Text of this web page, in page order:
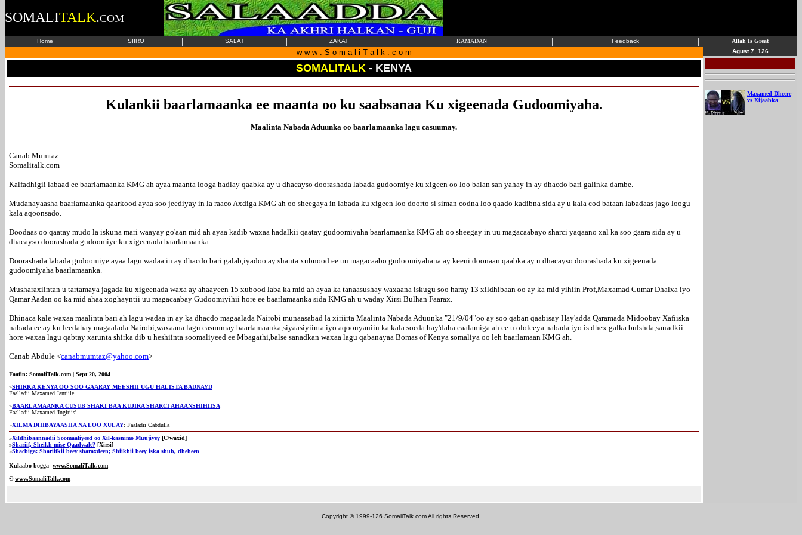
SOMALITALK.COM
Home | SIIRO | SALAT | ZAKAT | RAMADAN | Feedback |
w w w . S o m a l i T a l k . c o m
SOMALITALK - KENYA
Kulankii baarlamaanka ee maanta oo ku saabsanaa Ku xigeenada Gudoomiyaha.
Maalinta Nabada Aduunka oo baarlamaanka lagu casuumay.
Canab Mumtaz.
Somalitalk.com
Kalfadhigii labaad ee baarlamaanka KMG ah ayaa maanta looga hadlay qaabka ay u dhacayso doorashada labada gudoomiye ku xigeen oo loo balan san yahay in ay dhacdo bari galinka dambe.
Mudanayaasha baarlamaanka qaarkood ayaa soo jeediyay in la raaco Axdiga KMG ah oo sheegaya in labada ku xigeen loo doorto si siman codna loo qaado kadibna sida ay u kala cod bataan labadaas jago loogu
kala aqoonsado.
Doodaas oo qaatay mudo la iskuna mari waayay go'aan mid ah ayaa kadib waxaa hadalkii qaatay gudoomiyaha baarlamaanka KMG ah oo sheegay in uu magacaabayo sharci yaqaano xal ka soo gaara sida ay u
dhacayso doorashada gudoomiye ku xigeenada baarlamaanka.
Doorashada labada gudoomiye ayaa lagu wadaa in ay dhacdo bari galab,iyadoo ay shanta xubnood ee uu magacaabo gudoomiyahana ay keeni doonaan qaabka ay u dhacayso doorashada ku xigeenada
gudoomiyaha baarlamaanka.
Musharaxiintan u tartamaya jagada ku xigeenada waxa ay ahaayeen 15 xubood laba ka mid ah ayaa ka tanaasushay waxaana iskugu soo haray 13 xildhibaan oo ay ka mid yihiin Prof,Maxamad Cumar Dhalxa iyo
Qamar Aadan oo ka mid ahaa xoghayntii uu magacaabay Gudoomiyihii hore ee baarlamaanka sida KMG ah u waday Xirsi Bulhan Faarax.
Dhinaca kale waxaa maalinta bari ah lagu wadaa in ay ka dhacdo magaalada Nairobi munaasabad la xiriirta Maalinta Nabada Aduunka "21/9/04"oo ay soo qaban qaabisay Hay'adda Qaramada Midoobay Xafiiska
nabada ee ay ku leedahay magaalada Nairobi,waxaana lagu casuumay baarlamaanka,siyaasiyiinta iyo aqoonyaniin ka kala socda hay'daha caalamiga ah ee u ololeeya nabada iyo is dhex galka bulshda,sanadkii
hore waxaa lagu qabtay xarunta shirka dib u heshiinta soomaliyeed ee Mbagathi,balse sanadkan waxaa lagu qabanayaa Bomas of Kenya somaliya oo leh baarlamaan KMG ah.
Canab Abdule <canabmumtaz@yahoo.com>
Faafin: SomaliTalk.com | Sept 20, 2004
»SHIRKA KENYA OO SOO GAARAY MEESHII UGU HALISTA BADNAYD
Faalladii Maxamed Jantiile
»BAARLAMAANKA CUSUB SHAKI BAA KUJIRA SHARCI AHAANSHIHIISA
Faalladii Maxamed 'Ingiriis'
»XILMA DHIBAYAASHA NA LOO XULAY: Faaladii Cabdulla
»Xildhibaannadii Soomaaliyeed oo Xil-kasnimo Muujiyey [C/waxid]
»Shariif, Sheikh mise Qaadwale? [Xirsi]
»Shacbiga: Shariifkii beey sharaxdeen; Shiikhii beey iska shub, dheheen
Kulaabo bogga www.SomaliTalk.com
©www.SomaliTalk.com
Allah Is Great
Agust 7, 126
Maxamed Dheere
vs Xijaabka
Copyright © 1999-126 SomaliTalk.com All rights Reserved.